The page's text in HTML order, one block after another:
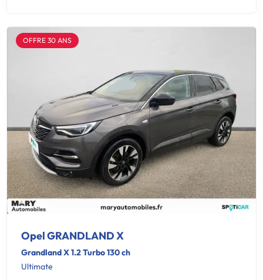
OFFRE 30 ANS
Opel GRANDLAND X
Grandland X 1.2 Turbo 130 ch
Ultimate